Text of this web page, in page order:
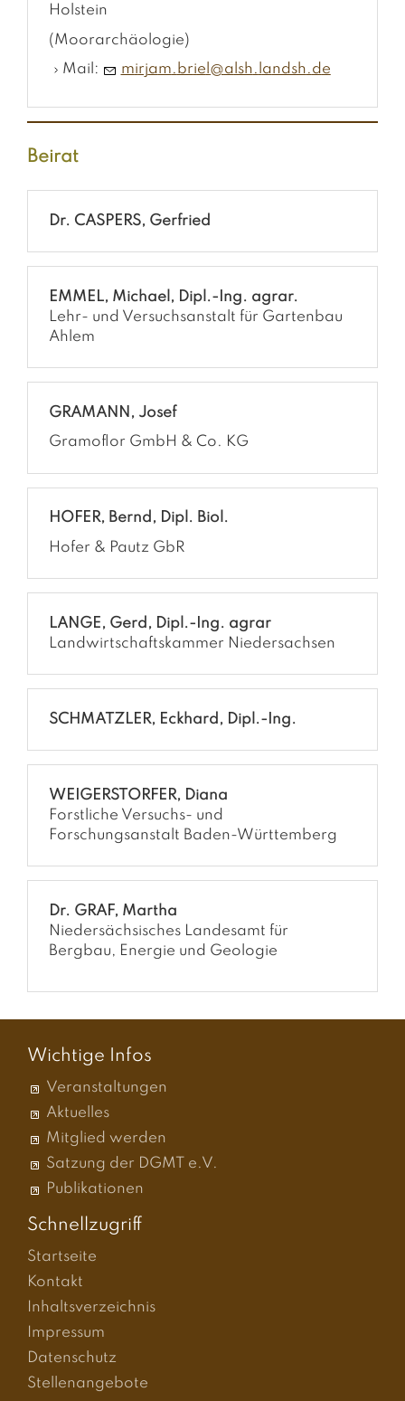
Holstein
(Moorarchäologie)
Mail:
m rj m br lsh ndsh d
Beirat
Dr. CASPERS, Gerfried
EMMEL, Michael, Dipl.-Ing. agrar.
Lehr- und Versuchsanstalt für Gartenbau
Ahlem
GRAMANN, Josef
Gramoflor GmbH & Co. KG
HOFER, Bernd, Dipl. Biol.
Hofer & Pautz GbR
LANGE, Gerd, Dipl.-Ing. agrar
Landwirtschaftskammer Niedersachsen
SCHMATZLER, Eckhard, Dipl.-Ing.
WEIGERSTORFER, Diana
Forstliche Versuchs- und
Forschungsanstalt Baden-Württemberg
Dr. GRAF, Martha
Niedersächsisches Landesamt für
Bergbau, Energie und Geologie
Wichtige Infos
Veranstaltungen
Aktuelles
Mitglied werden
Satzung der DGMT e.V.
Publikationen
Schnellzugriff
Startseite
Kontakt
Inhaltsverzeichnis
Impressum
Datenschutz
Stellenangebote